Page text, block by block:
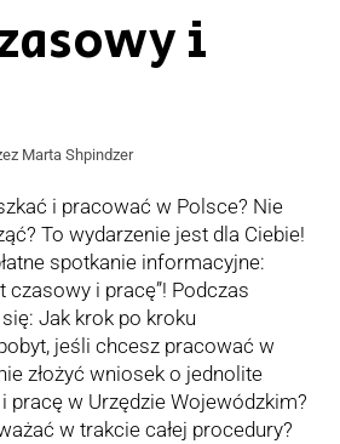
i
Marta Shpindzer
i pracować w Polsce? Nie
To wydarzenie jest dla Ciebie!
spotkanie informacyjne:
czasowy i pracę”! Podczas
Jak krok po kroku
jeśli chcesz pracować w
złożyć wniosek o jednolite
pracę w Urzędzie Wojewódzkim?
w trakcie całej procedury?